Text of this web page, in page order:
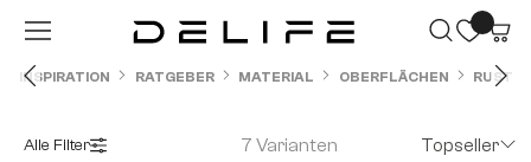
Zum Hauptinhalt springen
INSPIRATION RATGEBER MATERIAL OBERFLÄCHEN
Alle Filter 7 Varianten Topseller